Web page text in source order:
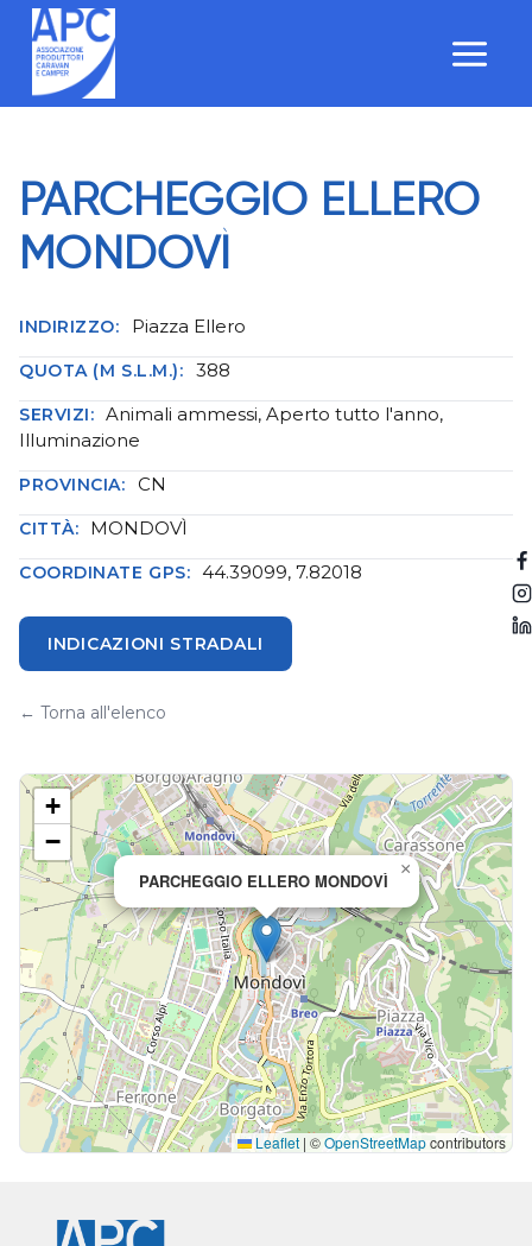
Salta
contenuto
PARCHEGGIO ELLERO
MONDOVÌ
INDIRIZZO: Piazza Ellero
QUOTA (M S.L.M.): 388
SERVIZI: Animali ammessi, Aperto tutto l'anno,
Illuminazione
PROVINCIA: CN
CITTÀ: MONDOVÌ
COORDINATE GPS: 44.39099, 7.82018
INDICAZIONI STRADALI
← Torna all'elenco
PARCHEGGIO ELLERO MONDOVÌ
×
+
−
Leaflet | ©OpenStreetMapcontributors